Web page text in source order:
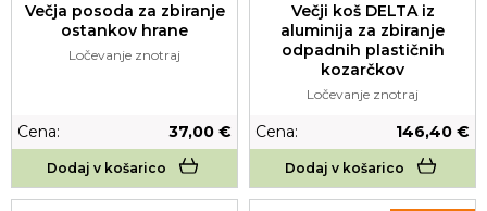
Večja posoda za zbiranje
ostankov hrane
Ločevanje znotraj
Cena: 37,00 €
Dodaj v košarico
Večji koš DELTA iz
aluminija za zbiranje
odpadnih plastičnih
kozarčkov
Ločevanje znotraj
Cena: 146,40 €
Dodaj v košarico